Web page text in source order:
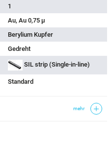
1
Au, Au 0,75 µ
Berylium Kupfer
Gedreht
SIL strip (Single-in-line)
Standard
mehr